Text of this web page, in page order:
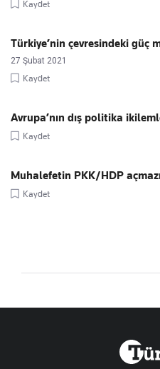
Kaydet
Türkiye’nin çevresindeki güç
27 Şubat 2021
Kaydet
Avrupa’nın dış politika
Kaydet
Muhalefetin PKK/HDP
Kaydet